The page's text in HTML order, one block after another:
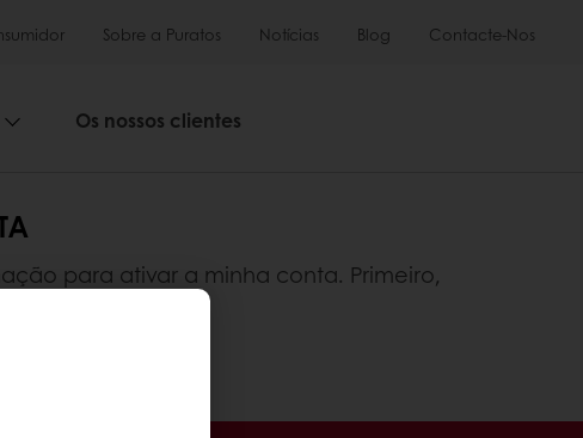
Sobre a Puratos Notícias Blog Contacte-Nos
Os nossos clientes
para ativar a minha conta. Primeiro,